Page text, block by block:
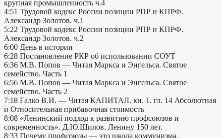
крупная промышленность ч.4
4:51 Трудовой кодекс России позиции РПР и КПРФ.
Александр Золотов. ч.1
5:22 Трудовой кодекс России позиции РПР и КПРФ.
Александр Золотов. ч.2
6:00 День в истории
6:28 Постановление РКР об использовании СОУТ
6:36 М.В. Попов — Читая Маркса и Энгельса. Святое
семейство. Часть 1
6:56 М.В. Попов — Читая Маркса и Энгельса. Святое
семейство. Часть 2
7:18 Галко В.И. — Читая КАПИТАЛ. кн. 1. гл. 14 Абсолютная
и Относительная прибавочная стоимость
8:08 «Ленинский подход к развитию профсоюзов и
современность». Д.Ю.Шилов. Ленину 150 лет.
8:33 Почему профсоюзы — это школа коммунизма.